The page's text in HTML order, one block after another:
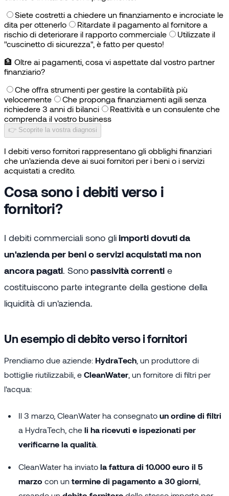
Siete costretti a chiedere un finanziamento e incrociate le
dita per ottenerlo
Ritardate il pagamento al fornitore a
rischio di deteriorare il rapporto commerciale
Utilizzate il
"cuscinetto di sicurezza", è fatto per questo!
🏦 Oltre ai pagamenti, cosa vi aspettate dal vostro partner
finanziario?
Che offra strumenti per gestire la contabilità più
velocemente
Che proponga finanziamenti agili senza
richiedere 3 anni di bilanci
Reattività e un consulente che
comprenda il vostro business
👉 Scoprite la vostra diagnosi
I debiti verso fornitori rappresentano gli obblighi finanziari
che un'azienda deve ai suoi fornitori per i beni o i servizi
acquistati a credito.
Cosa sono i debiti verso i
fornitori?
I debiti commerciali sono gliimporti dovuti da
un'azienda per beni o servizi acquistati ma non
ancora pagati. Sonopassività correnti e
costituiscono parte integrante della gestione della
liquidità di un'azienda.
Un esempio di debito verso i fornitori
Prendiamo due aziende: HydraTech , un produttore di
bottiglie riutilizzabili, e CleanWater , un fornitore di filtri per
l'acqua:
Il 3 marzo, CleanWater ha consegnato un ordine di filtri
a HydraTech, che li ha ricevuti e ispezionati per
verificarne la qualità
CleanWater ha inviato la fattura di 10.000 euro il 5
marzo con un termine di pagamento a 30 giorni